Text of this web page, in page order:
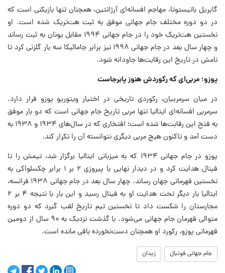
گابریل باتیستوتا، مهاجم افسانه‌ای آرژانتین، همچنان تنها بازیکنی است که
در دو دوره مختلف جام جهانی موفق به ثبت هت‌تریک شده است. او
نخستین هت‌تریک خود را در جام جهانی ۱۹۹۴ مقابل یونان به ثبت رساند
و چهار سال بعد در جام جهانی ۱۹۹۸ نیز برابر جامائیکا سه بار گلزنی کرد تا
نامش در تاریخ این رقابت‌ها جاودانه شود.
پوزو؛ مربی‌ای که رکوردش هنوز پابرجاست
در میان سرمربیان، رکوردی تاریخی در اختیار ویتوریو پوزو قرار دارد.
سرمربی افسانه‌ای ایتالیا تنها مربی تاریخ جام جهانی است که دو بار موفق
به فتح این رقابت‌ها شده است؛ افتخاری که در سال‌های ۱۹۳۴ و ۱۹۳۸ به
دست آمد و تاکنون هیچ مربی دیگری نتوانسته آن را تکرار کند.
پوزو در جام جهانی ۱۹۳۴ که به میزبانی ایتالیا برگزار شد، تیمش را تا
فینال هدایت کرد و در دیدار نهایی با پیروزی ۲ بر ۱ برابر چکسلواکی به
نخستین قهرمانی جهان رساند. چهار سال بعد در جام جهانی ۱۹۳۸ فرانسه،
ایتالیا بار دیگر تحت هدایت او به فینال رسید و این بار با نتیجه ۴ بر ۲
مجارستان را شکست داد تا نخستین تیم تاریخ لقب گیرد که دو دوره
متوالی قهرمان جام جهانی می‌شود. با گذشت نزدیک به ۹۰ سال از دومین
قهرمانی پوزو، رکورد او همچنان دست‌نخورده باقی مانده است.
جام جهانی فوتبال زیدان